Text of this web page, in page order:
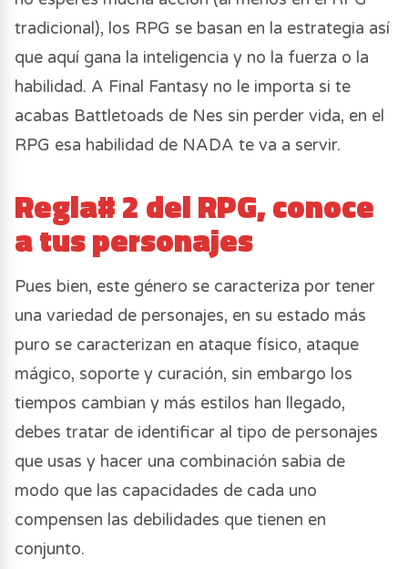
tradicional), los RPG se basan en la estrategia así
que aquí gana la inteligencia y no la fuerza o la
habilidad. A Final Fantasy no le importa si te
acabas Battletoads de Nes sin perder vida, en el
RPG esa habilidad de NADA te va a servir.
Regla# 2 del RPG, conoce
a tus personajes
Pues bien, este género se caracteriza por tener
una variedad de personajes, en su estado más
puro se caracterizan en ataque físico, ataque
mágico, soporte y curación, sin embargo los
tiempos cambian y más estilos han llegado,
debes tratar de identificar al tipo de personajes
que usas y hacer una combinación sabia de
modo que las capacidades de cada uno
compensen las debilidades que tienen en
conjunto.